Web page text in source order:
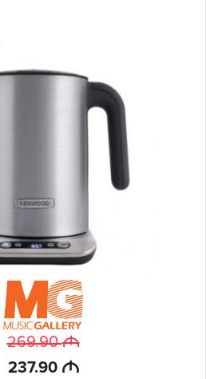
269.90M
237.90 M